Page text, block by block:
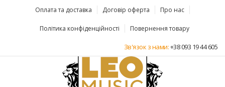
Оплата та доставка Договір оферта Про нас
Політика конфіденційності Повернення товару
Зв'язок з нами:+38 093 19 44 605